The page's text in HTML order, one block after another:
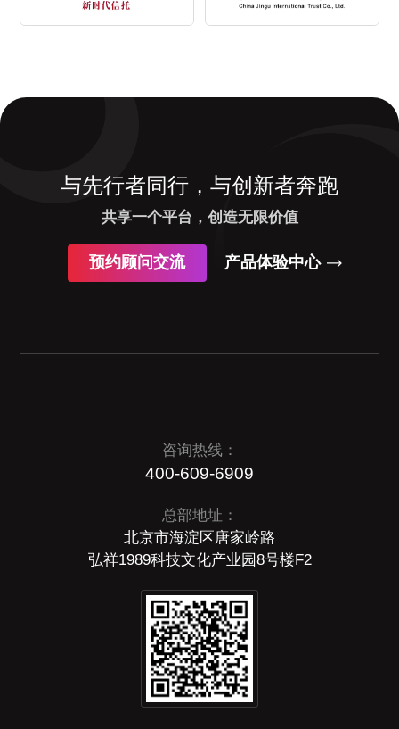
与先行者同行，与创新者奔跑
共享一个平台，创造无限价值
预约顾问交流 产品体验中心
咨询热线：
400-609-6909
总部地址：
北京市海淀区唐家岭路
弘祥1989科技文化产业园8号楼F2